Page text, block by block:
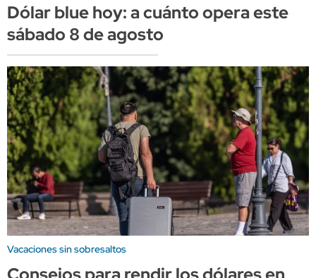
Dólar blue hoy: a cuánto opera este
sábado 8 de agosto
Vacaciones sin sobresaltos